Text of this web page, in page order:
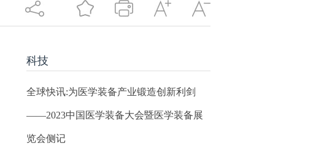
科技
全球快讯:为医学装备产业锻造创新利剑
——2023中国医学装备大会暨医学装备展
览会侧记